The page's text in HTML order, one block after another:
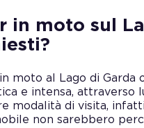
in moto sul
in moto al Lago di
e intensa, attraverso
modalità di visita,
non sarebbero